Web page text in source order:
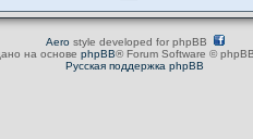
Aerostyle developed for phpBB
на основе phpBB® Forum Software ©
Русская поддержка phpBB